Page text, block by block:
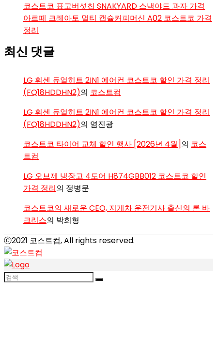
코스트코 표고버섯칩 SNAKYARD 스낵야드 과자 가격
아르떼 크레아토 멀티 캡슐커피머신 A02 코스트코 가격
정리
최신 댓글
LG 휘센 듀얼히트 2IN1 에어컨 코스트코 할인 가격 정리
(FQ18HDDHN2)의 코스트컴
LG 휘센 듀얼히트 2IN1 에어컨 코스트코 할인 가격 정리
(FQ18HDDHN2)의 염진광
코스트코 타이어 교체 할인 행사 [2026년 4월]의 코스
트컴
LG 오브제 냉장고 4도어 H874GBB012 코스트코 할인
가격 정리의 정병문
코스트코의 새로운 CEO, 지게차 운전기사 출신의 론 바
크리스의 박희형
ⓒ2021 코스트컴, All rights reserved.